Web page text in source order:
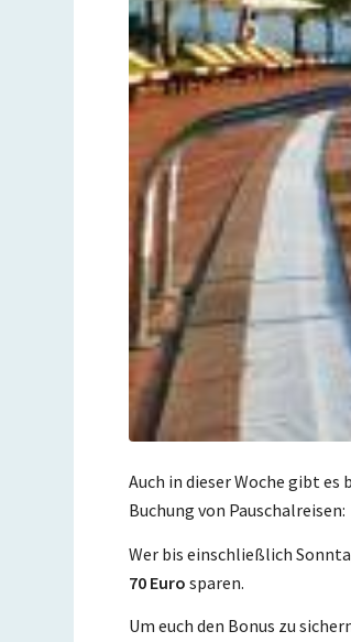
Auch in dieser Woche gibt es
Buchung von Pauschalreisen:
Wer bis einschließlich
70 Euro sparen.
Um euch den Bonus zu